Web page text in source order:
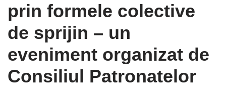
prin formele colective
de sprijin – un
eveniment organizat de
Consiliul Patronatelor